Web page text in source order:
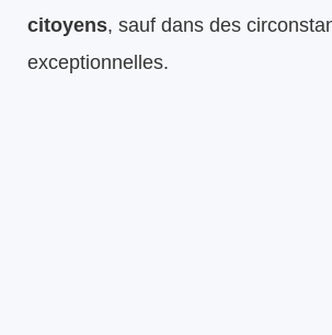
citoyens, sauf dans des
exceptionnelles.